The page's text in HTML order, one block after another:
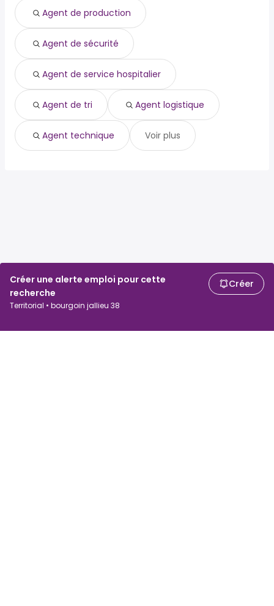
Créer une alerte emploi pour cette
recherche
Territorial • bourgoin jallieu 38
Créer
agent technique
Agent de production
Agent de sécurité
Agent de service hospitalier
Agent de tri Agent logistique
Agent technique Voir plus